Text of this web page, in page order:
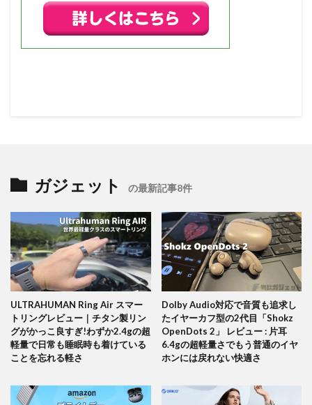
ガジェット の最新記事8件
ULTRAHUMAN Ring Air スマー
トリングレビュー｜チタン製リン
グがかっこ良すぎ!わずか2.4gの超
軽量で日常も睡眠時も着けている
ことを忘れる軽さ
Dolby Audio対応で音質も追求し
たイヤーカフ型の2代目「Shokz
OpenDots 2」 レビュー : 片耳
6.4gの超軽量さでもう普通のイヤ
ホンには戻れない快適さ